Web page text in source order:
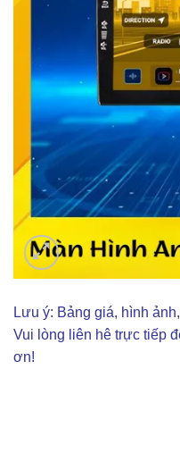
Lưu ý: Bảng giá, hình
Vui lòng liên hê trực tiếp
ơn!